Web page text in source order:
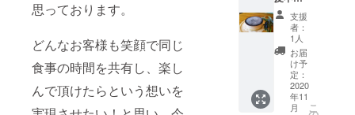
思っております。
どんなお客様も笑顔で同じ
食事の時間を共有し、楽し
んで頂けたらという想いを
おりま
す。ご
注意く
ださい
豆は
挽いて
発送さ
せてい
用のレ
アチー
ズケー
キ１台
と当店
自慢の
スペ
シャリ
ティー
支援
者：
1人
お届
け予
定：
2020
年11
月
こ